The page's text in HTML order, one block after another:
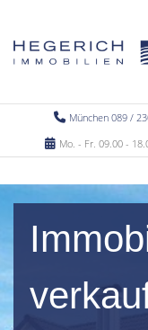
München 089 /
Mo. - Fr. 09.00 -